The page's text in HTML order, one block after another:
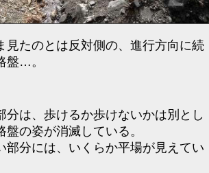
見たのとは反対側の、進行方向に続
盤…。
分は、歩けるか歩けないかは別とし
盤の姿が消滅している。
部分には、いくらか平場が見えてい